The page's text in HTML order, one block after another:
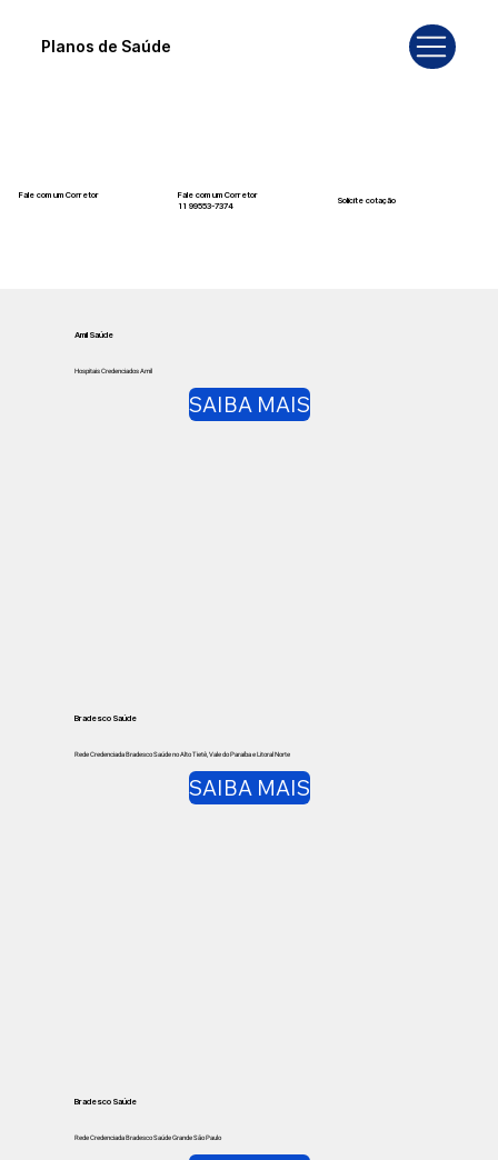
Planos de Saúde
Amil Saúde
Hospitais Credenciados Amil
SAIBA MAIS
Bradesco Saúde
Rede Credenciada Bradesco Saúde no Alto Tietê, Vale do Paraíba e Litoral Norte
SAIBA MAIS
Bradesco Saúde
Rede Credenciada Bradesco Saúde Grande São Paulo
Fale com um Corretor
Fale com um Corretor
11 99553-7374
Solicite cotação